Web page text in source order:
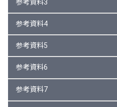
参考資料3
参考資料4
参考資料5
参考資料6
参考資料7